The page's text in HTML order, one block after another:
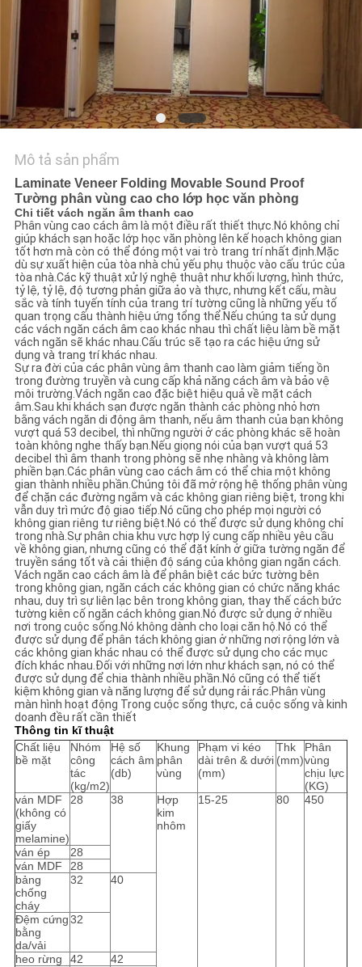
YÊU
CẦU
BÁO
GIÁ
SƠ
ĐỒ
TRANG
WEB
PRIVACY
POLICY
Mô tả sản phẩm
Laminate Veneer Folding Movable Sound Proof
Tường phân vùng cao cho lớp học văn phòng
Chi tiết vách ngăn âm thanh cao
Phân vùng cao cách âm là một điều rất thiết thực.Nó không chỉ
giúp khách sạn hoặc lớp học văn phòng lên kế hoạch không gian
tốt hơn mà còn có thể đóng một vai trò trang trí nhất định.Mặc
dù sự xuất hiện của tòa nhà chủ yếu phụ thuộc vào cấu trúc của
tòa nhà.Các kỹ thuật xử lý nghệ thuật như khối lượng, hình thức,
tỷ lệ, tỷ lệ, độ tương phản giữa ảo và thực, nhưng kết cấu, màu
sắc và tính tuyến tính của trang trí tường cũng là những yếu tố
quan trọng cấu thành hiệu ứng tổng thể.Nếu chúng ta sử dụng
các vách ngăn cách âm cao khác nhau thì chất liệu làm bề mặt
vách ngăn sẽ khác nhau.Cấu trúc sẽ tạo ra các hiệu ứng sử
dụng và trang trí khác nhau.
Sự ra đời của các phân vùng âm thanh cao làm giảm tiếng ồn
trong đường truyền và cung cấp khả năng cách âm và bảo vệ
môi trường.Vách ngăn cao đặc biệt hiệu quả về mặt cách
âm.Sau khi khách sạn được ngăn thành các phòng nhỏ hơn
bằng vách ngăn di động âm thanh, nếu âm thanh của bạn không
vượt quá 53 decibel, thì những người ở các phòng khác sẽ hoàn
toàn không nghe thấy bạn.Nếu giọng nói của bạn vượt quá 53
decibel thì âm thanh trong phòng sẽ nhẹ nhàng và không làm
phiền bạn.Các phân vùng cao cách âm có thể chia một không
gian thành nhiều phần.Chúng tôi đã mở rộng hệ thống phân vùng
để chặn các đường ngắm và các không gian riêng biệt, trong khi
vẫn duy trì mức độ giao tiếp.Nó cũng cho phép mọi người có
không gian riêng tư riêng biệt.Nó có thể được sử dụng không chỉ
trong nhà.Sự phân chia khu vực hợp lý cung cấp nhiều yêu cầu
về không gian, nhưng cũng có thể đặt kính ở giữa tường ngăn để
truyền sáng tốt và cải thiện độ sáng của không gian ngăn cách.
Vách ngăn cao cách âm là để phân biệt các bức tường bên
trong không gian, ngăn cách các không gian có chức năng khác
nhau, duy trì sự liên lạc bên trong không gian, thay thế cách bức
tường kiên cố ngăn cách không gian.Nó được sử dụng ở nhiều
nơi trong cuộc sống.Nó không dành cho loại căn hộ.Nó có thể
được sử dụng để phân tách không gian ở những nơi rộng lớn và
các không gian khác nhau có thể được sử dụng cho các mục
đích khác nhau.Đối với những nơi lớn như khách sạn, nó có thể
được sử dụng để chia thành nhiều phần.Nó cũng có thể tiết
kiệm không gian và năng lượng để sử dụng rải rác.Phân vùng
màn hình hoạt động Trong cuộc sống thực, cả cuộc sống và kinh
doanh đều rất cần thiết
Thông tin kĩ thuật
Chất liệu
bề mặt
Nhóm
công
tác
(kg/m2)
Hệ số
cách âm
(db)
Khung
phân
vùng
Phạm vi kéo
dài trên & dưới
(mm)
Thk
(mm)
Phân
vùng
chịu lực
(KG)
ván MDF
(không có
giấy
melamine)
28 38
Hợp
kim
nhôm
15-25 80 450
ván ép
28
ván MDF
28
bảng
chống
cháy
32 40
Đệm cứng
bằng
da/vải
32
heo rừng 42
42